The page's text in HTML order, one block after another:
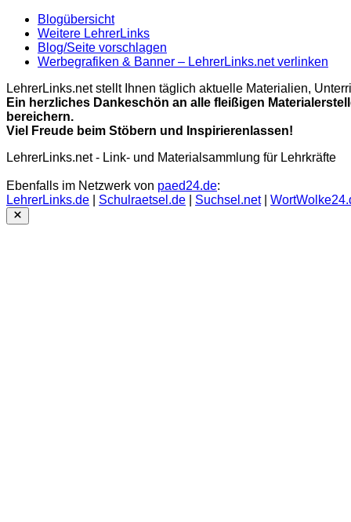
Blogübersicht
Weitere LehrerLinks
Blog/Seite vorschlagen
Werbegrafiken & Banner – LehrerLinks.net verlinken
LehrerLinks.net stellt Ihnen täglich aktuelle Materialien,
Ein herzliches Dankeschön an alle fleißigen
bereichern.
Viel Freude beim Stöbern und Inspirierenlassen!
LehrerLinks.net - Link- und Materialsammlung für Lehrkräfte
Ebenfalls im Netzwerk von paed24.de:
LehrerLinks.de
Schulraetsel.de Suchsel.net|
Close